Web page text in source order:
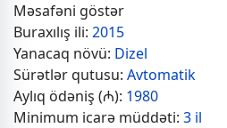
Məsafəni göstər
Buraxılış ili: 2015
Yanacaq növü: Dizel
Sürətlər qutusu: Avtomatik
Aylıq ödəniş (₼): 1980
Minimum icarə müddəti: 3 il